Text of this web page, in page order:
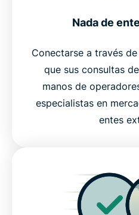
Nada de
Conectarse a través
que sus consultas
manos de
especialistas en
entes